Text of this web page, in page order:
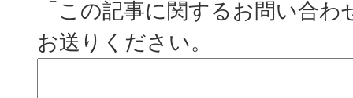
「この記事に関するお問い合
お送りください。